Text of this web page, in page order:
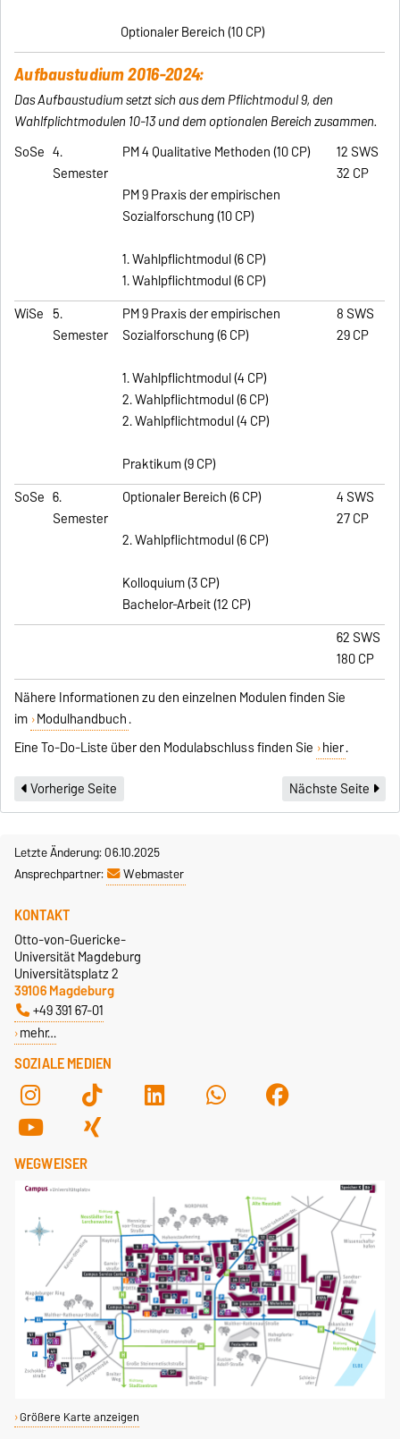
Optionaler Bereich (10 CP)
Aufbaustudium 2016-2024:
Das Aufbaustudium setzt sich aus dem Pflichtmodul 9, den
Wahlfplichtmodulen 10-13 und dem optionalen Bereich zusammen.
SoSe 4.
Semester
PM 4 Qualitative Methoden (10 CP)
PM 9 Praxis der empirischen
Sozialforschung (10 CP)
1. Wahlpflichtmodul (6 CP)
1. Wahlpflichtmodul (6 CP)
12 SWS
32 CP
WiSe 5.
Semester
PM 9 Praxis der empirischen
Sozialforschung (6 CP)
1. Wahlpflichtmodul (4 CP)
2. Wahlpflichtmodul (6 CP)
2. Wahlpflichtmodul (4 CP)
Praktikum (9 CP)
8 SWS
29 CP
SoSe 6.
Semester
Optionaler Bereich (6 CP)
2. Wahlpflichtmodul (6 CP)
Kolloquium (3 CP)
Bachelor-Arbeit (12 CP)
4 SWS
27 CP
62 SWS
180 CP
Nähere Informationen zu den einzelnen Modulen finden Sie
im Modulhandbuch.
Eine To-Do-Liste über den Modulabschluss finden Sie hier.
Vorherige Seite
Nächste Seite
Letzte Änderung: 06.10.2025
Ansprechpartner:
Webmaster
SOZIALE MEDIEN
KONTAKT
Otto-von-Guericke-
Universität Magdeburg
Universitätsplatz 2
39106 Magdeburg
+49 391 67-01
mehr…
WEGWEISER
Größere Karte anzeigen